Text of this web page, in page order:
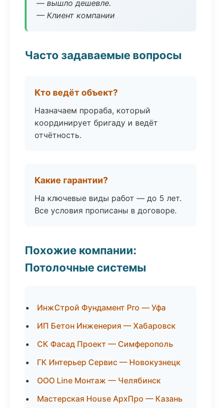
— вышло дешевле.
— Клиент компании
Часто задаваемые вопросы
Кто ведёт объект?
Назначаем прораба, который
координирует бригаду и ведёт
отчётность.
Какие гарантии?
На ключевые виды работ — до 5 лет.
Все условия прописаны в договоре.
Похожие компании:
Потолочные системы
ИнжСтрой Фундамент Pro — Уфа
ИП Бетон Инженерия — Хабаровск
СК Фасад Проект — Симферополь
ГК Интерьер Сервис — Новокузнецк
ООО Line Монтаж — Челябинск
Мастерская House АрхПро — Казань